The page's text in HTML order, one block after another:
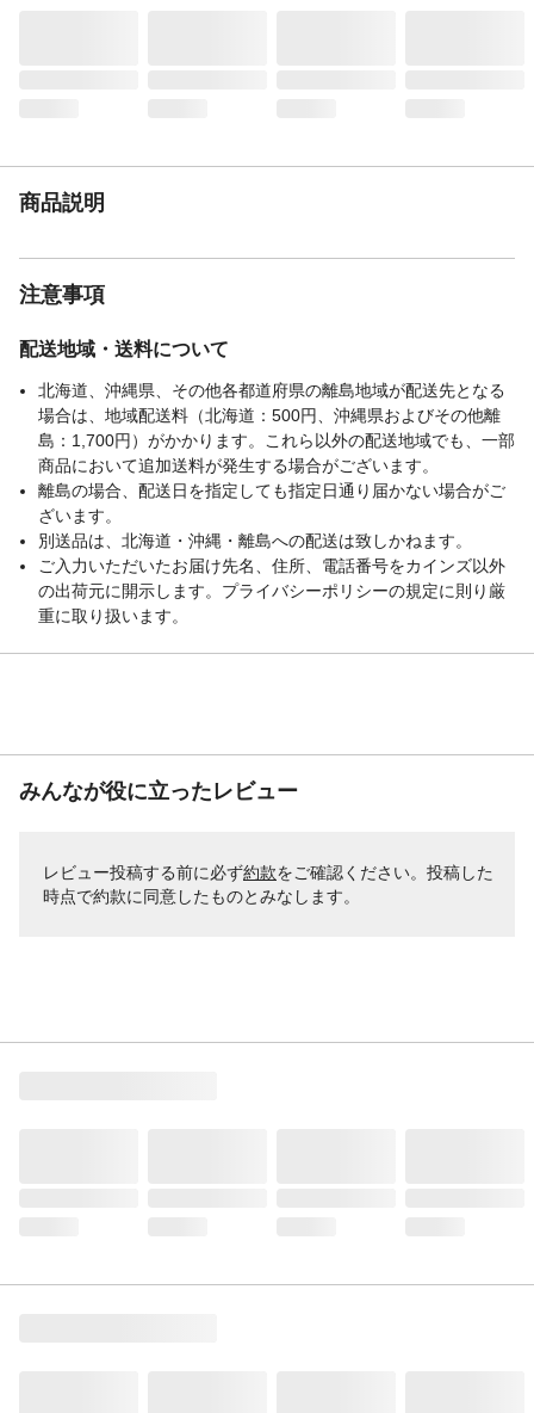
商品説明
注意事項
配送地域・送料について
北海道、沖縄県、その他各都道府県の離島地域が配送先となる
場合は、地域配送料（北海道：500円、沖縄県およびその他離
島：1,700円）がかかります。これら以外の配送地域でも、一部
商品において追加送料が発生する場合がございます。
離島の場合、配送日を指定しても指定日通り届かない場合がご
ざいます。
別送品は、北海道・沖縄・離島への配送は致しかねます。
ご入力いただいたお届け先名、住所、電話番号をカインズ以外
の出荷元に開示します。プライバシーポリシーの規定に則り厳
重に取り扱います。
みんなが役に立ったレビュー
レビュー投稿する前に必ず約款をご確認ください。投稿した
時点で約款に同意したものとみなします。